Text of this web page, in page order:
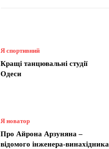
Я спортивний
Кращі танцювальні студії
Одеси
Я новатор
Про Айрона Арзуняна –
відомого інженера-винахідника